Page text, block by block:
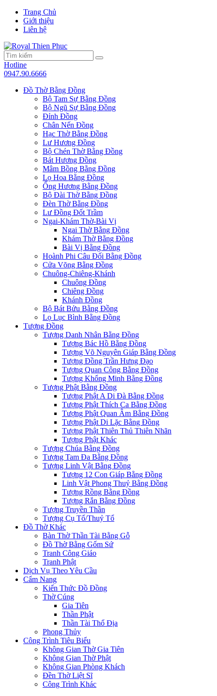
Trang Chủ
Giới thiệu
Liên hệ
Hotline
0947.90.6666
Đồ Thờ Bằng Đồng
Bộ Tam Sự Bằng Đồng
Bộ Ngũ Sự Bằng Đồng
Đỉnh Đồng
Chân Nến Đồng
Hạc Thờ Bằng Đồng
Lư Hương Đồng
Bộ Chén Thờ Bằng Đồng
Bát Hương Đồng
Mâm Bồng Bằng Đồng
Lọ Hoa Bằng Đồng
Ống Hương Bằng Đồng
Bộ Đài Thờ Bằng Đồng
Đèn Thờ Bằng Đồng
Lư Đồng Đốt Trầm
Ngai-Khám Thờ-Bài Vị
Ngai Thờ Bằng Đồng
Khám Thờ Bằng Đồng
Bài Vị Bằng Đồng
Hoành Phi Câu Đối Bằng Đồng
Cửa Võng Bằng Đồng
Chuông-Chiêng-Khánh
Chuông Đồng
Chiêng Đồng
Khánh Đồng
Bộ Bát Bửu Bằng Đồng
Lọ Lục Bình Bằng Đồng
Tượng Đồng
Tượng Danh Nhân Bằng Đồng
Tượng Bác Hồ Bằng Đồng
Tượng Võ Nguyên Giáp Bằng Đồng
Tượng Đồng Trần Hưng Đạo
Tượng Quan Công Bằng Đồng
Tượng Khổng Minh Bằng Đồng
Tượng Phật Bằng Đồng
Tượng Phật A Di Đà Bằng Đồng
Tượng Phật Thích Ca Bằng Đồng
Tượng Phật Quan Âm Bằng Đồng
Tượng Phật Di Lặc Bằng Đồng
Tượng Phật Thiên Thủ Thiên Nhãn
Tượng Phật Khác
Tượng Chúa Bằng Đồng
Tượng Tam Đa Bằng Đồng
Tượng Linh Vật Bằng Đồng
Tượng 12 Con Giáp Bằng Đồng
Linh Vật Phong Thuỷ Bằng Đồng
Tượng Rồng Bằng Đồng
Tượng Rắn Bằng Đồng
Tượng Truyền Thần
Tượng Cụ Tổ/Thuỷ Tổ
Đồ Thờ Khác
Bàn Thờ Thần Tài Bằng Gỗ
Đồ Thờ Bằng Gốm Sứ
Tranh Công Giáo
Tranh Phật
Dịch Vụ Theo Yêu Cầu
Cẩm Nang
Kiến Thức Đồ Đồng
Thờ Cúng
Gia Tiên
Thần Phật
Thần Tài Thổ Địa
Phong Thủy
Công Trình Tiêu Biểu
Không Gian Thờ Gia Tiên
Không Gian Thờ Phật
Không Gian Phòng Khách
Đền Thờ Liệt Sĩ
Công Trình Khác